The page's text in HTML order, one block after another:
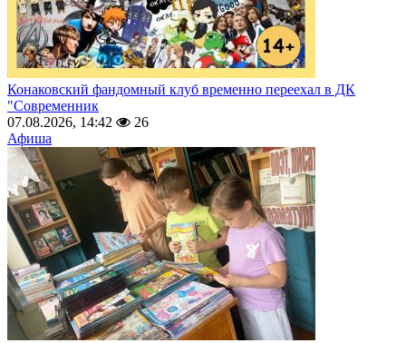
Конаковский фандомный клуб временно переехал в ДК
"Современник
07.08.2026, 14:42
26
Афиша